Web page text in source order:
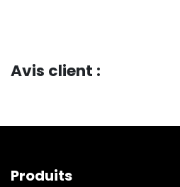
Avis client :
Produits